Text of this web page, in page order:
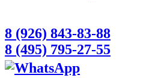
8 (926) 843-83-88
8 (495) 795-27-55